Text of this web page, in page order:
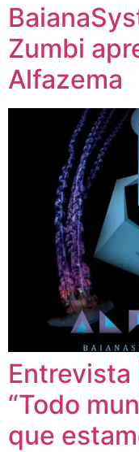
Zumbi
Alfazema
Entrevista
“Todo
que